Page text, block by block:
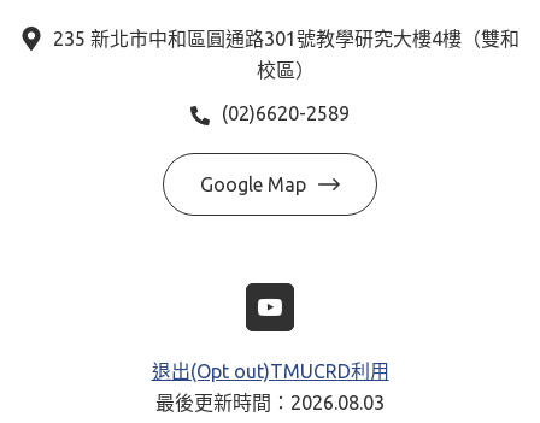
235 新北市中和區圓通路301號教學研究大樓4樓（雙和
校區）
(02)6620-2589
Google Map
退出(Opt out)TMUCRD利用
最後更新時間：2026.08.03